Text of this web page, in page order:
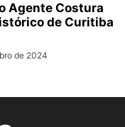
Agente Costura
de Curitiba
de 2024